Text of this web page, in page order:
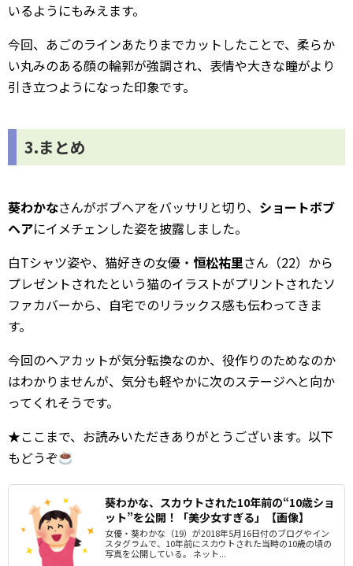
いるようにもみえます。
今回、あごのラインあたりまでカットしたことで、柔らか
い丸みのある顔の輪郭が強調され、表情や大きな瞳がより
引き立つようになった印象です。
3.まとめ
葵わかなさんがボブヘアをバッサリと切り、 ショートボブ
ヘアにイメチェンした姿を披露しました。
白Tシャツ姿や、猫好きの女優・ 恒松祐里さん（22）から
プレゼントされたという猫のイラストがプリントされたソ
ファカバーから、自宅でのリラックス感も伝わってきま
す。
今回のヘアカットが気分転換なのか、役作りのためなのか
はわかりませんが、気分も軽やかに次のステージへと向か
ってくれそうです。
★ここまで、お読みいただきありがとうございます。以下
もどうぞ
葵わかな、スカウトされた10年前の“10歳ショ
ット”を公開！「美少女すぎる」【画像】
女優・葵わかな（19）が2018年5月16日付のブログやイン
スタグラムで、10年前にスカウトされた当時の10歳の頃の
写真を公開している。 ネット...